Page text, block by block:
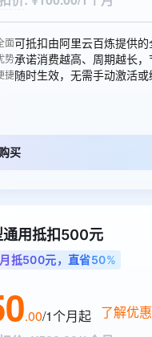
面
势
捷
买
通用抵扣500元
抵500元，直省50%
.00/1个月起 了解优惠